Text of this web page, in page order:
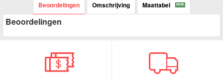
Beoordelingen Omschrijving Maattabel
Beoordelingen